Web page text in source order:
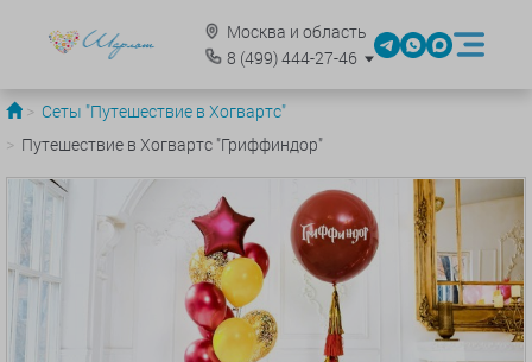
Москва и область
8 (499)444-27-46
Сеты "Путешествие в Хогвартс"
Путешествие в Хогвартс "Гриффиндор"